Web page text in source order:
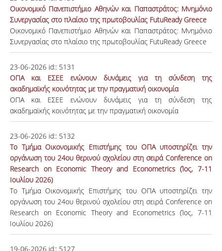
Οικονομικό Πανεπιστήμιο Αθηνών και Παπαστράτος: Μνημόνιο
Συνεργασίας στο πλαίσιο της πρωτοβουλίας FutuReady Greece
Οικονομικό Πανεπιστήμιο Αθηνών και Παπαστράτος: Μνημόνιο
Συνεργασίας στο πλαίσιο της πρωτοβουλίας FutuReady Greece
23-06-2026 id:: 5131
ΟΠΑ και ΕΣΕΕ ενώνουν δυνάμεις για τη σύνδεση της
ακαδημαϊκής κοινότητας με την πραγματική οικονομία
ΟΠΑ και ΕΣΕΕ ενώνουν δυνάμεις για τη σύνδεση της
ακαδημαϊκής κοινότητας με την πραγματική οικονομία
23-06-2026 id:: 5132
Το Τμήμα Οικονομικής Επιστήμης του ΟΠΑ υποστηρίζει την
οργάνωση του 24ου θερινού σχολείου στη σειρά Conference on
Research on Economic Theory and Econometrics (Ίος, 7-11
Ιουλίου 2026)
Το Τμήμα Οικονομικής Επιστήμης του ΟΠΑ υποστηρίζει την
οργάνωση του 24ου θερινού σχολείου στη σειρά Conference on
Research on Economic Theory and Econometrics (Ίος, 7-11
Ιουλίου 2026)
19-06-2026 id:: 5127